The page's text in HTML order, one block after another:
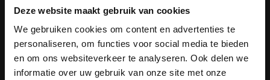
Deze website maakt gebruik van cookies
We gebruiken cookies om content en advertenties te
personaliseren, om functies voor social media te bieden
en om ons websiteverkeer te analyseren. Ook delen we
informatie over uw gebruik van onze site met onze
Producten
Tafels
Wanddecoratie
Tv-meubels
Accessoires